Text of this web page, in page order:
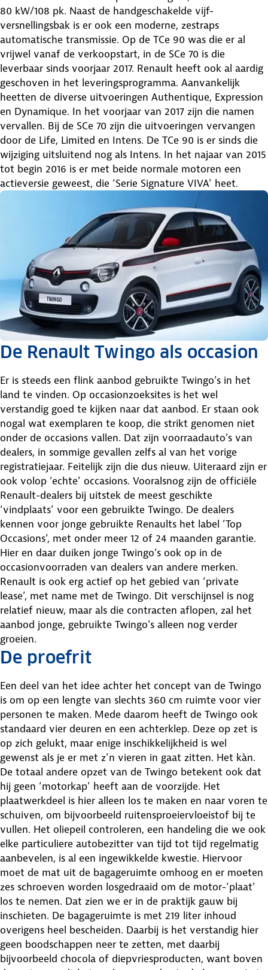
80 kW/108 pk. Naast de handgeschakelde vijf-
versnellingsbak is er ook een moderne, zestraps
automatische transmissie. Op de TCe 90 was die er al
vrijwel vanaf de verkoopstart, in de SCe 70 is die
leverbaar sinds voorjaar 2017. Renault heeft ook al aardig
geschoven in het leveringsprogramma. Aanvankelijk
heetten de diverse uitvoeringen Authentique, Expression
en Dynamique. In het voorjaar van 2017 zijn die namen
vervallen. Bij de SCe 70 zijn die uitvoeringen vervangen
door de Life, Limited en Intens. De TCe 90 is er sinds die
wijziging uitsluitend nog als Intens. In het najaar van 2015
tot begin 2016 is er met beide normale motoren een
actieversie geweest, die ‘Serie Signature VIVA’ heet.
De Renault Twingo als occasion
Er is steeds een flink aanbod gebruikte Twingo’s in het
land te vinden. Op occasionzoeksites is het wel
verstandig goed te kijken naar dat aanbod. Er staan ook
nogal wat exemplaren te koop, die strikt genomen niet
onder de occasions vallen. Dat zijn voorraadauto’s van
dealers, in sommige gevallen zelfs al van het vorige
registratiejaar. Feitelijk zijn die dus nieuw. Uiteraard zijn er
ook volop ‘echte’ occasions. Vooralsnog zijn de officiële
Renault-dealers bij uitstek de meest geschikte
‘vindplaats’ voor een gebruikte Twingo. De dealers
kennen voor jonge gebruikte Renaults het label ‘Top
Occasions’, met onder meer 12 of 24 maanden garantie.
Hier en daar duiken jonge Twingo’s ook op in de
occasionvoorraden van dealers van andere merken.
Renault is ook erg actief op het gebied van ‘private
lease’, met name met de Twingo. Dit verschijnsel is nog
relatief nieuw, maar als die contracten aflopen, zal het
aanbod jonge, gebruikte Twingo’s alleen nog verder
groeien.
De proefrit
Een deel van het idee achter het concept van de Twingo
is om op een lengte van slechts 360 cm ruimte voor vier
personen te maken. Mede daarom heeft de Twingo ook
standaard vier deuren en een achterklep. Deze op zet is
op zich gelukt, maar enige inschikkelijkheid is wel
gewenst als je er met z’n vieren in gaat zitten. Het kàn.
De totaal andere opzet van de Twingo betekent ook dat
hij geen ‘motorkap’ heeft aan de voorzijde. Het
plaatwerkdeel is hier alleen los te maken en naar voren te
schuiven, om bijvoorbeeld ruitensproeiervloeistof bij te
vullen. Het oliepeil controleren, een handeling die we ook
elke particuliere autobezitter van tijd tot tijd regelmatig
aanbevelen, is al een ingewikkelde kwestie. Hiervoor
moet de mat uit de bagageruimte omhoog en er moeten
zes schroeven worden losgedraaid om de motor-‘plaat’
los te nemen. Dat zien we er in de praktijk gauw bij
inschieten. De bagageruimte is met 219 liter inhoud
overigens heel bescheiden. Daarbij is het verstandig hier
geen boodschappen neer te zetten, met daarbij
bijvoorbeeld chocola of diepvriesproducten, want boven